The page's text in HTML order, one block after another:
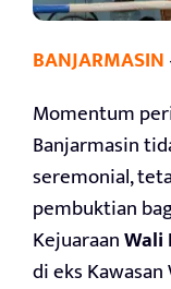
BANJARMASIN
Momentum
Banjarmasin
seremonial,
pembuktian
KejuaraanWali
di eks